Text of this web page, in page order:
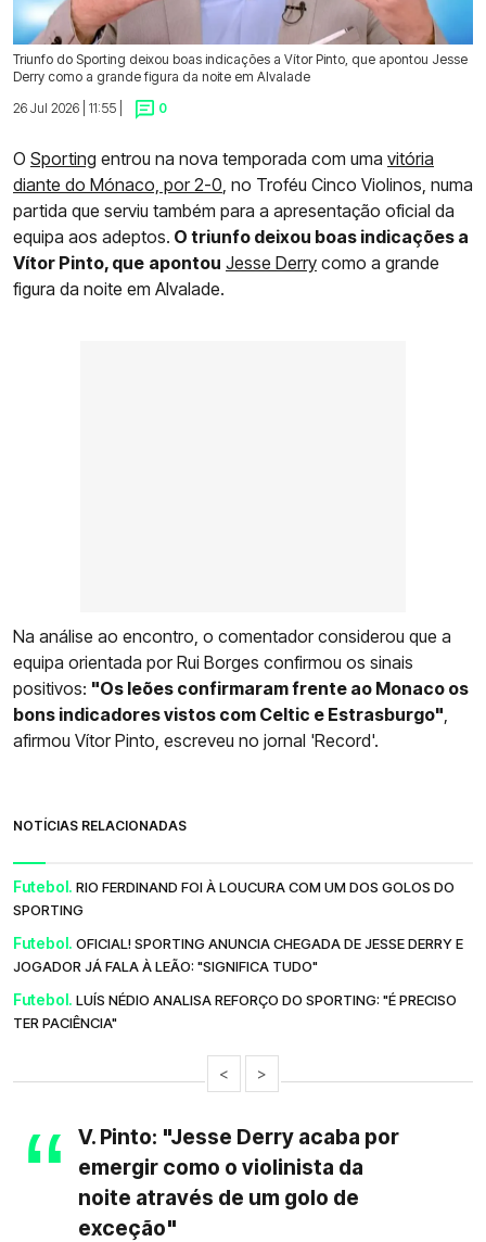
Triunfo do Sporting deixou boas indicações a Vítor Pinto, que apontou Jesse
Derry como a grande figura da noite em Alvalade
26 Jul 2026 | 11:55 |
0
O Sporting entrou na nova temporada com uma vitória
diante do Mónaco, por 2-0 , no Troféu Cinco Violinos, numa
partida que serviu também para a apresentação oficial da
equipa aos adeptos. O triunfo deixou boas indicações a
Vítor Pinto, que apontou Jesse Derry como a grande
figura da noite em Alvalade.
Na análise ao encontro, o comentador considerou que a
equipa orientada por Rui Borges confirmou os sinais
positivos: "Os leões confirmaram frente ao Monaco os
bons indicadores vistos com Celtic e Estrasburgo"
afirmou Vítor Pinto, escreveu no jornal 'Record'.
NOTÍCIAS RELACIONADAS
Futebol. RIO FERDINAND FOI À LOUCURA COM UM DOS GOLOS DO
SPORTING
Futebol. OFICIAL! SPORTING ANUNCIA CHEGADA DE JESSE DERRY E
JOGADOR JÁ FALA À LEÃO: "SIGNIFICA TUDO"
Futebol. LUÍS NÉDIO ANALISA REFORÇO DO SPORTING: "É PRECISO
TER PACIÊNCIA"
< >
V. Pinto: "Jesse Derry acaba por
emergir como o violinista da
noite através de um golo de
exceção"